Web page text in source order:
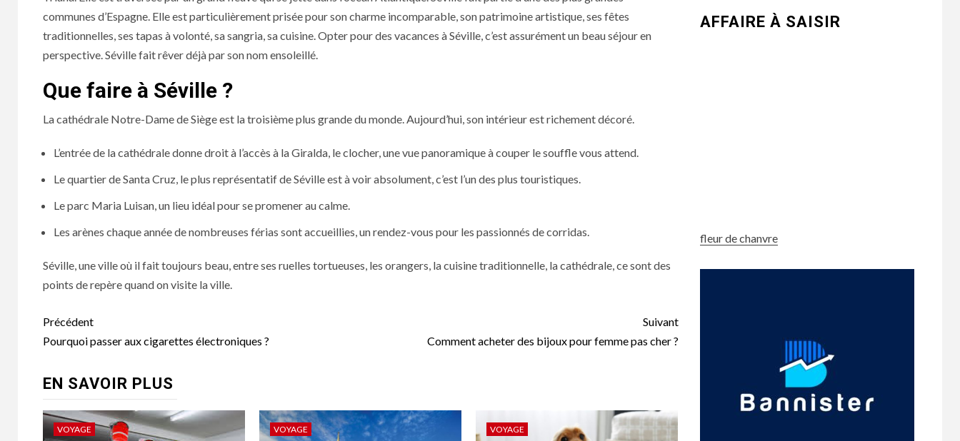
communes d’Espagne. Elle est particulièrement prisée pour son charme incomparable, son patrimoine artistique, ses fêtes
traditionnelles, ses tapas à volonté, sa sangria, sa cuisine. Opter pour des vacances à Séville, c’est assurément un beau séjour en
perspective. Séville fait rêver déjà par son nom ensoleillé.
Que faire à Séville ?
La cathédrale Notre-Dame de Siège est la troisième plus grande du monde. Aujourd’hui, son intérieur est richement décoré.
L’entrée de la cathédrale donne droit à l’accès à la Giralda, le clocher, une vue panoramique à couper le souffle vous attend.
Le quartier de Santa Cruz, le plus représentatif de Séville est à voir absolument, c’est l’un des plus touristiques.
Le parc Maria Luisan, un lieu idéal pour se promener au calme.
Les arènes chaque année de nombreuses férias sont accueillies, un rendez-vous pour les passionnés de corridas.
Séville, une ville où il fait toujours beau, entre ses ruelles tortueuses, les orangers, la cuisine traditionnelle, la cathédrale, ce sont des
points de repère quand on visite la ville.
Navigation
d’article
Précédent
Pourquoi passer aux cigarettes électroniques ?
Suivant
Comment acheter des bijoux pour femme pas cher ?
EN SAVOIR PLUS
VOYAGE VOYAGE VOYAGE
AFFAIRE À SAISIR
fleur de chanvre